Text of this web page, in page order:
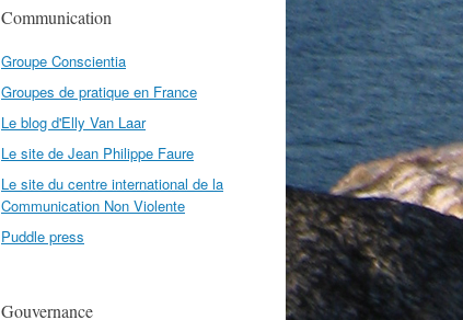
Communication
Groupe Conscientia
Groupes de pratique en France
Le blog d'Elly Van Laar
Le site de Jean Philippe Faure
Le site du centre international de la
Communication Non Violente
Puddle press
Gouvernance